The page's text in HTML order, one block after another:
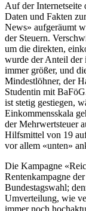
Auf der Internetseite
Daten und Fakten
News» aufgeräumt
der Steuern.
um die direkten,
wurde der Anteil der
immer größer, und
Mindestlöhner, der
Studentin mit
ist stetig gestiegen,
Einkommensskala
der Mehrwertsteuer
Hilfsmittel von 19
vor allem «unten»
Die Kampagne
Rentenkampagne
Bundestagswahl;
Umverteilung, wie